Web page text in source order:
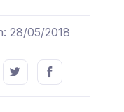
28/05/2018